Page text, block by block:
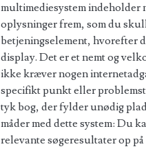
multimediesystem indeholder
oplysninger frem, som du
betjeningselement, hvorefter
display. Det er et nemt og
ikke kræver nogen
specifikt punkt eller
tyk bog, der fylder unødig
måder med dette system: Du
relevante søgeresultater op